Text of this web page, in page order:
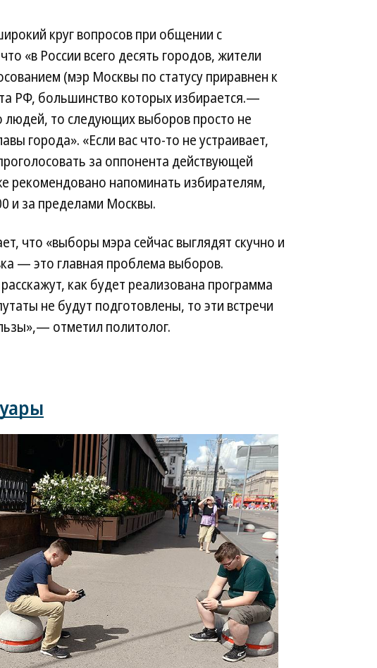
круг вопросов при общении с
«в России всего десять городов, жители
(мэр Москвы по статусу приравнен к
РФ, большинство которых избирается.—
людей, то следующих выборов просто не
города». «Если вас что-то не устраивает,
за оппонента действующей
рекомендовано напоминать избирателям,
и за пределами Москвы.
что «выборы мэра сейчас выглядят скучно и
— это главная проблема выборов.
как будет реализована программа
не будут подготовлены, то эти встречи
отметил политолог.